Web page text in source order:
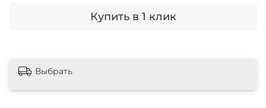
Купить в 1 клик
Выбрать